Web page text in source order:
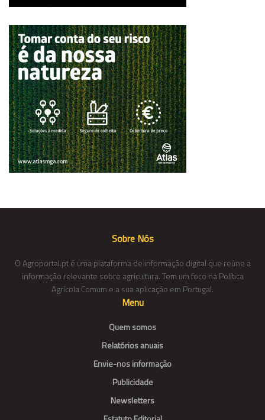
Sobre Nós
O Agroportal.pt é uma plataforma de informação digital que reúne a
informação relevante sobre agricultura. Tem um foco na Política
Agrícola Comum e a sua aplicação em Portugal.
Menu
Quem somos
Relatórios anuais
Envie-nos informação
Publicidade
Newsletters